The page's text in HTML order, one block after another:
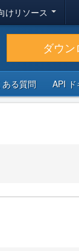
けリソース
ダウン
ある質問 API ド